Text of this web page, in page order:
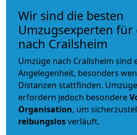
Wir sind die besten
Umzugsexperten für
nach Crailsheim
Umzüge nach Crailsheim sind
Angelegenheit, besonders
Distanzen stattfinden.
erfordern jedoch besondere
Organisation, um
reibungslosverläuft.